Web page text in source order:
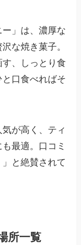
ー」は、濃厚な
な焼き菓子。
、しっとり食
口食べればそ
が高く、ティ
最適。口コミ
と絶賛されて
所一覧